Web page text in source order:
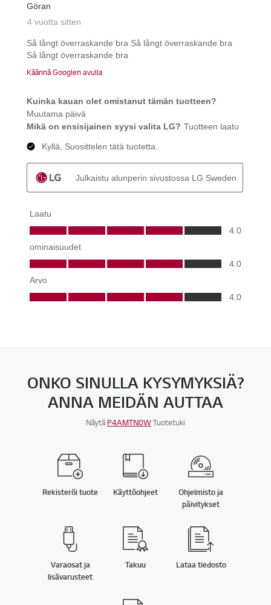
ONKO SINULLA KYSYMYKSIÄ?
ANNA MEIDÄN AUTTAA
NäytäP4AMTN0WTuotetuki
Rekisteröi tuote Käyttöohjeet
Ohjelmisto ja
päivitykset
Varaosat ja
lisävarusteet
Takuu Lataa tiedosto